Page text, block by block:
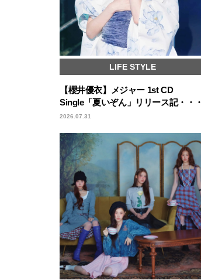
LIFE STYLE
【櫻井優衣】メジャー 1st CD
Single「夏いぞん」リリース記・・・
2026.07.31